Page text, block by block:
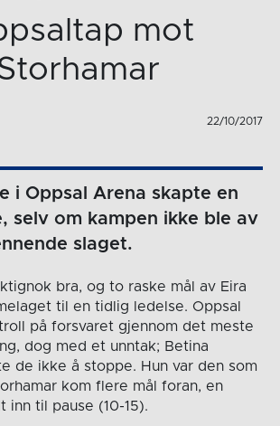
mot
22/10/2017
i Oppsal Arena skapte en
selv om kampen ikke ble av
slaget.
bra, og to raske mål av Eira
til en tidlig ledelse. Oppsal
på forsvaret gjennom det meste
dog med et unntak; Betina
de ikke å stoppe. Hun var den som
kom flere mål foran, en
inn til pause (10-15).